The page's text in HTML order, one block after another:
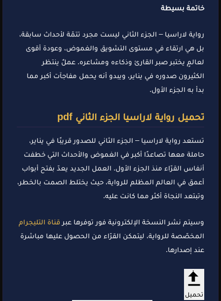
خاتمة بسيطة
رواية لاراسيا – الجزء الثاني ليست مجرد تتمّة لأحداث سابقة،
بل هي ارتقاء في مستوى التشويق والغموض، وعودة أقوى
لعالمٍ يختبر صبر القارئ وذكاءه ومشاعره. عملٌ ينتظر
الكثيرون صدوره في يناير، ويبدو أنه يحمل مفاجآت أكبر مما
بدأ به الجزء الأول.
تحميل رواية لاراسيا الجزء الثاني pdf
تستعد رواية لاراسيا – الجزء الثاني للصدور قريبًا في يناير،
حاملة معها تصاعدًا أكبر في الغموض والأحداث التي خطفت
أنفاس القرّاء منذ الجزء الأول. العمل الجديد يعدّ بفتح أبواب
أعمق في العالم المظلم للرواية، حيث يختلط الصمت بالخطر،
وتبتعد النجاة أكثر مما كانت عليه.
وسيتم نشر النسخة الإلكترونية فور توفرها عبر قناة التليجرام
المخصّصة للرواية، ليتمكن القرّاء من الحصول عليها مباشرة
عند إصدارها.
تحميل